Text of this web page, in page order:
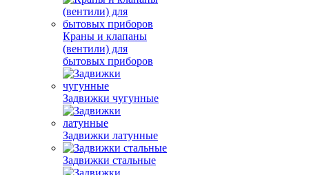
Краны и клапаны
(вентили) для
бытовых приборов
Задвижки чугунные
Задвижки латунные
Задвижки стальные